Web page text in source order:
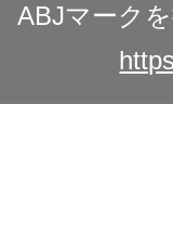
ABJマーク